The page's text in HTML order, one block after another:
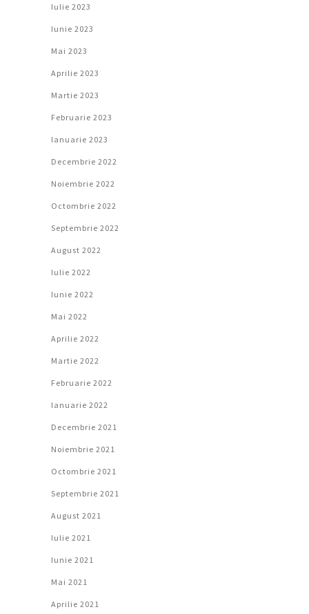
Iulie 2023
Iunie 2023
Mai 2023
Aprilie 2023
Martie 2023
Februarie 2023
Ianuarie 2023
Decembrie 2022
Noiembrie 2022
Octombrie 2022
Septembrie 2022
August 2022
Iulie 2022
Iunie 2022
Mai 2022
Aprilie 2022
Martie 2022
Februarie 2022
Ianuarie 2022
Decembrie 2021
Noiembrie 2021
Octombrie 2021
Septembrie 2021
August 2021
Iulie 2021
Iunie 2021
Mai 2021
Aprilie 2021